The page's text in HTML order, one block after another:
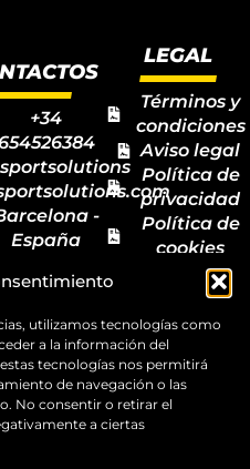
utilizamos tecnologías como
a la información del
tecnologías nos permitirá
de navegación o las
No consentir o retirar el
a ciertas
+34
-
España
contacto
LEGAL
Términos y
condiciones
Aviso legal
Política de
privacidad
Política de
cookies
Mapa del
sitio